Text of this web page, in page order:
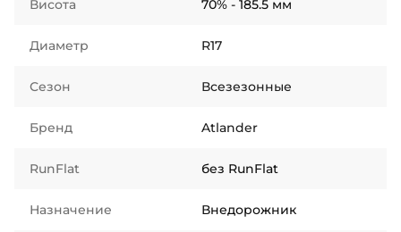
Висота 70% - 185.5 мм
Диаметр R17
Сезон Всезезонные
Бренд Atlander
RunFlat без RunFlat
Назначение Внедорожник